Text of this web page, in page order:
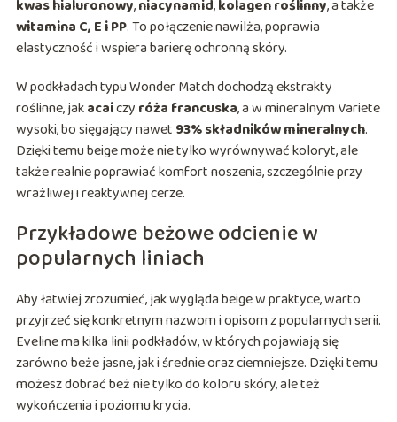
kwas hialuronowy,niacynamid,kolagen roślinny, a także
witamina C, E i PP. To połączenie nawilża, poprawia
elastyczność i wspiera barierę ochronną skóry.
W podkładach typu Wonder Match dochodzą ekstrakty
roślinne, jakacaiczy róża francuska, a w mineralnym Variete
wysoki, bo sięgający nawet 93% składników mineralnych.
Dzięki temu beige może nie tylko wyrównywać koloryt, ale
także realnie poprawiać komfort noszenia, szczególnie przy
wrażliwej i reaktywnej cerze.
Przykładowe beżowe odcienie w
popularnych liniach
Aby łatwiej zrozumieć, jak wygląda beige w praktyce, warto
przyjrzeć się konkretnym nazwom i opisom z popularnych serii.
Eveline ma kilka linii podkładów, w których pojawiają się
zarówno beże jasne, jak i średnie oraz ciemniejsze. Dzięki temu
możesz dobrać beż nie tylko do koloru skóry, ale też
wykończenia i poziomu krycia.